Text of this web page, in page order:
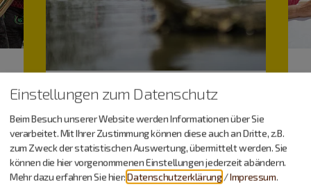
Freizeitspaß
Einstellungen zum Datenschutz
Beim Besuch unserer Website werden Informationen über Sie
verarbeitet. Mit Ihrer Zustimmung können diese auch an Dritte, z.B.
zum Zweck der statistischen Auswertung, übermittelt werden. Sie
können die hier vorgenommenen Einstellungen jederzeit abändern.
Mehr dazu erfahren Sie hier:Datenschutzerklärung /Impressum.